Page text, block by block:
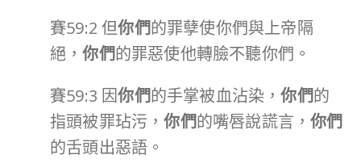
賽59:2 但你們的罪孽使你們與上帝隔
絕，你們的罪惡使他轉臉不聽你們。
賽59:3 因你們的手掌被血沾染，你們的
指頭被罪玷污，你們的嘴唇說謊言，你們
的舌頭出惡語。